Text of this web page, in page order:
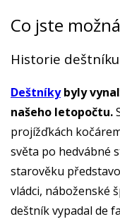
Co jste
Historie deštníku
Deštníkybyly
našeho letopočtu.
projížďkách
světa po hedvábné
starověku
vládci, náboženské
deštník vypadal de